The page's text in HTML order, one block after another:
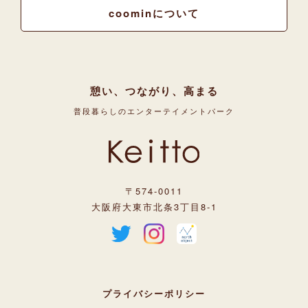
coominについて
憩い、つながり、高まる
普段暮らしのエンターテイメントパーク
〒574-0011
大阪府大東市北条3丁目8-1
プライバシーポリシー